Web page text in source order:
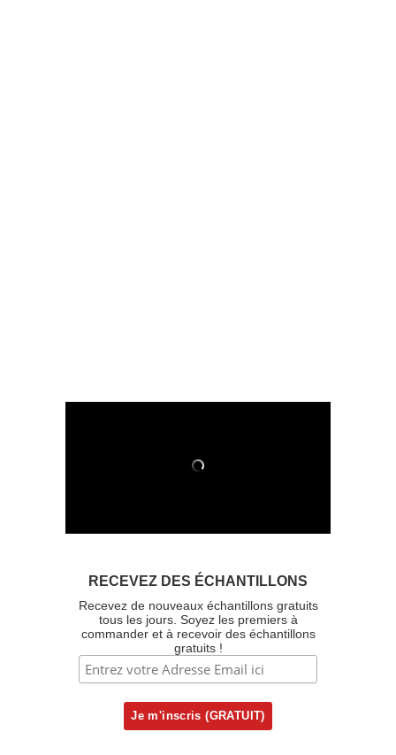
RECEVEZ DES ÉCHANTILLONS
Recevez de nouveaux échantillons gratuits
tous les jours. Soyez les premiers à
commander et à recevoir des échantillons
gratuits !